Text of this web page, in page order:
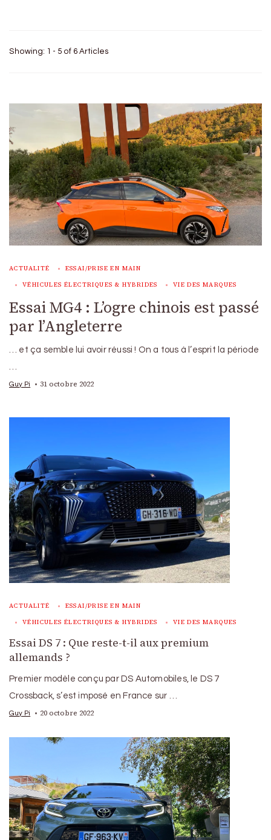
Showing: 1 - 5 of 6 Articles
ACTUALITÉ ESSAI/PRISE EN MAIN
VÉHICULES ÉLECTRIQUES & HYBRIDES VIE DES MARQUES
Essai MG4 : L’ogre chinois est passé
par l’Angleterre
… et ça semble lui avoir réussi ! On a tous à l’esprit la période
Guy Pi 31 octobre 2022
ACTUALITÉ ESSAI/PRISE EN MAIN
VÉHICULES ÉLECTRIQUES & HYBRIDES VIE DES MARQUES
Essai DS 7 : Que reste-t-il aux premium
allemands ?
Premier modèle conçu par DS Automobiles, le DS 7
Crossback, s’est imposé en France sur …
Guy Pi 20 octobre 2022